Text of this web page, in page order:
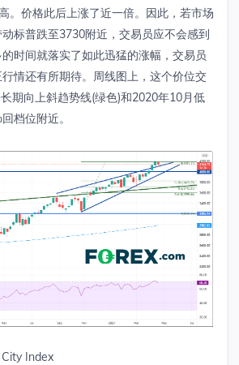
。价格此后上涨了近一倍。因此，若市场
标普跌至3730附近，交易员应不会感到
时间就落实了如此迅猛的涨幅，交易员
情还有所期待。周线图上，这个价位交
期向上斜趋势线(绿色)和2020年10月低
档位附近。
Index